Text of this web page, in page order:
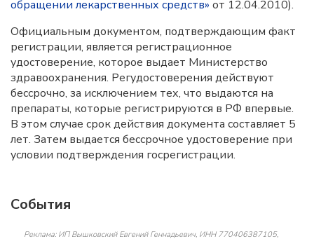
обращении лекарственных средств» от 12.04.2010).
Официальным документом, подтверждающим факт
регистрации, является регистрационное
удостоверение, которое выдает Министерство
здравоохранения. Регудостоверения действуют
бессрочно, за исключением тех, что выдаются на
препараты, которые регистрируются в РФ впервые.
В этом случае срок действия документа составляет 5
лет. Затем выдается бессрочное удостоверение при
условии подтверждения госрегистрации.
События
Реклама: ИП Вышковский Евгений Геннадьевич, ИНН 770406387105,